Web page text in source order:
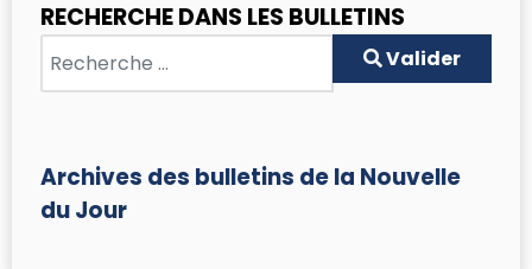
RECHERCHE DANS LES BULLETINS
Valider
Archives des bulletins de la Nouvelle
du Jour